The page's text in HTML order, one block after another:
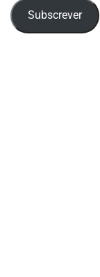
Subscrever